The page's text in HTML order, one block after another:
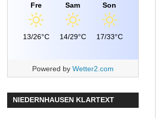
Fre
13/26°C
Sam
14/29°C
Son
17/33°C
Powered by Wetter2.com
NIEDERNHAUSEN KLARTEXT